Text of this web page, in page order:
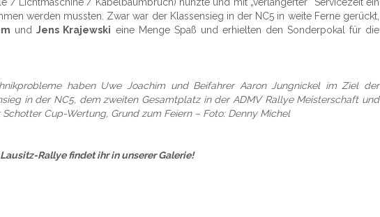
werden mussten. Zwar war der Klassensieg in der NC5 in weite Ferne gerückt,
undJens Krajewski eine Menge Spaß und erhielten den Sonderpokal für die
haben Uwe Joachim und Beifahrer Aaron Jungnickel im Ziel der
in der NC5, dem zweiten Gesamtplatz in der ADMV Rallye Meisterschaft und
Cup-Wertung, Grund zum Feiern – Foto: Denny Michel
Rallye findet ihr in unserer Galerie!